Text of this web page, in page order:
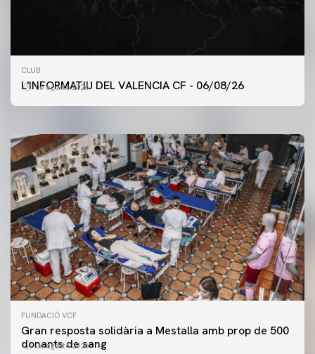
CLUB
L'INFORMATIU DEL VALENCIA CF - 06/08/26
06 agosto 2026
PRIMER EQUIP
ENTRENAMENT DEL VALENCIA CF 6/8/2026
FUNDACIÓ VCF
Gran resposta solidària a Mestalla amb prop de 500
donants de sang
06 agosto 2026